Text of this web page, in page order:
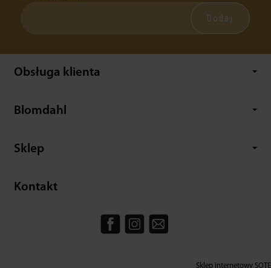
Obsługa klienta
Blomdahl
Sklep
Kontakt
Sklep internetowy SOTE